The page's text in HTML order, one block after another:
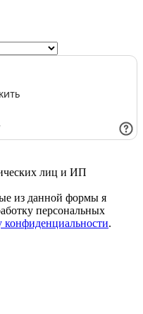
лиц и ИП
из данной формы я
персональных
конфиденциальности.